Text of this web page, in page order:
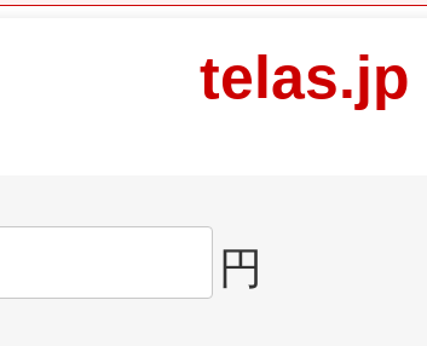
telas.jp
円